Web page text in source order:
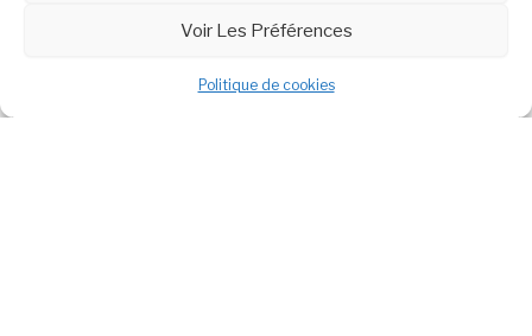
Voir Les Préférences
Politique de cookies